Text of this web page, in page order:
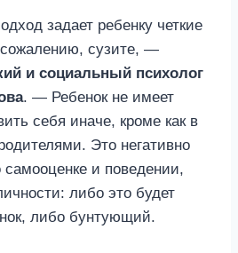
задает ребенку четкие
сузите, —
и социальный психолог
. — Ребенок не имеет
себя иначе, кроме как в
Это негативно
самооценке и поведении,
либо это будет
либо бунтующий.